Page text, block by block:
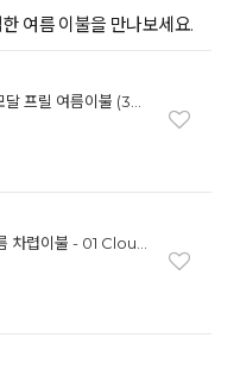
여름 이불을 만나보세요.
프릴 여름이불 (3컬
차렵이불 - 01 Cloud